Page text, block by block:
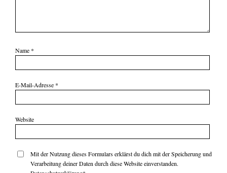
Name *
E-Mail-Adresse *
Website
Mit der Nutzung dieses Formulars erklärst du dich mit der Speicherung und
Verarbeitung deiner Daten durch diese Website einverstanden.